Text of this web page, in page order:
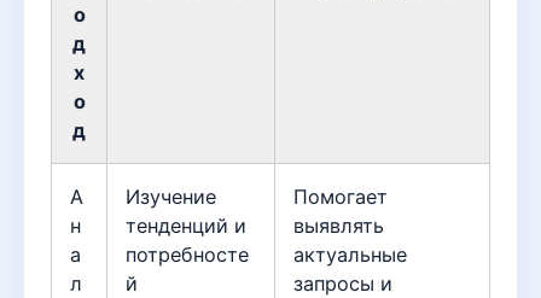
о
д
х
о
д
А
н
а
л
Изучение
тенденций и
потребносте
й
Помогает
выявлять
актуальные
запросы и